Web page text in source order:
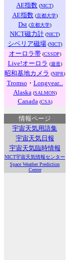
AE指数 (NICT)
AE指数(京都大学)
Dst (京都大学)
NICT磁力計 (NICT)
シベリア磁場(NICT)
オーロラ帯(CSSDP)
Live!オーロラ (遊造)
昭和基地カメラ (NIPR)
Tromso ・ Longyear...
Alaska (SALMON)
Canada (CSA)
情報ページ
宇宙天気用語集
宇宙天気日報
宇宙天気臨時情報
NICT宇宙天気情報センター
Space Weather Prediction
Center